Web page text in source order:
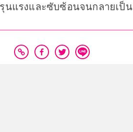
นแรงและซับซ้อนจนกลายเป็น